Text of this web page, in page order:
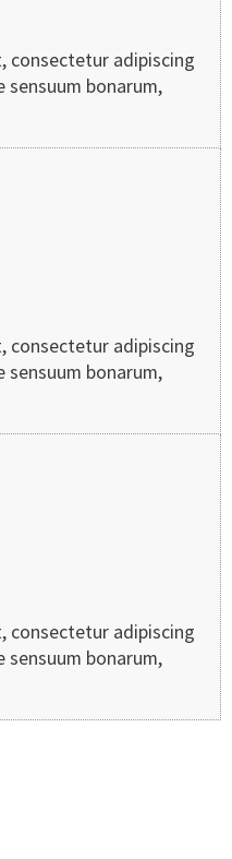
consectetur adipiscing
sensuum bonarum,
consectetur adipiscing
sensuum bonarum,
consectetur adipiscing
sensuum bonarum,